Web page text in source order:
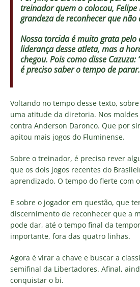
treinador quem o colocou, Felipe
grandeza de reconhecer que não
Nossa torcida é muito grata pelo
liderança desse atleta, mas a
chegou. Pois como disse Cazuza:
é preciso saber o tempo de parar.
Voltando no tempo desse texto,
uma atitude da diretoria. Nos
contra Anderson Daronco. Que por
apitou mais jogos do Fluminense.
Sobre o treinador, é preciso rever
que os dois jogos recentes do
aprendizado. O tempo do flerte com
E sobre o jogador em questão, que
discernimento de reconhecer que a
pode dar, até o tempo final da
importante, fora das quatro linhas.
Agora é virar a chave e buscar a
semifinal da Libertadores. Afinal,
conquistar o bi.